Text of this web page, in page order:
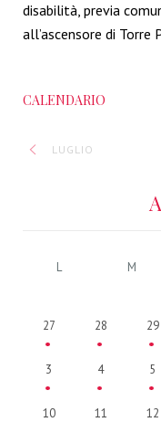
disabilità, previa
all’ascensore di Torre
CALENDARIO
LUGLIO
L M
27 28 29
3 4 5
10 11 12